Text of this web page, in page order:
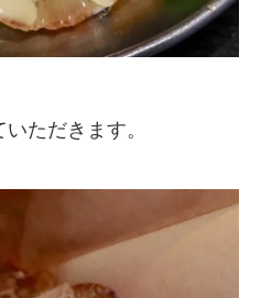
ただきます。